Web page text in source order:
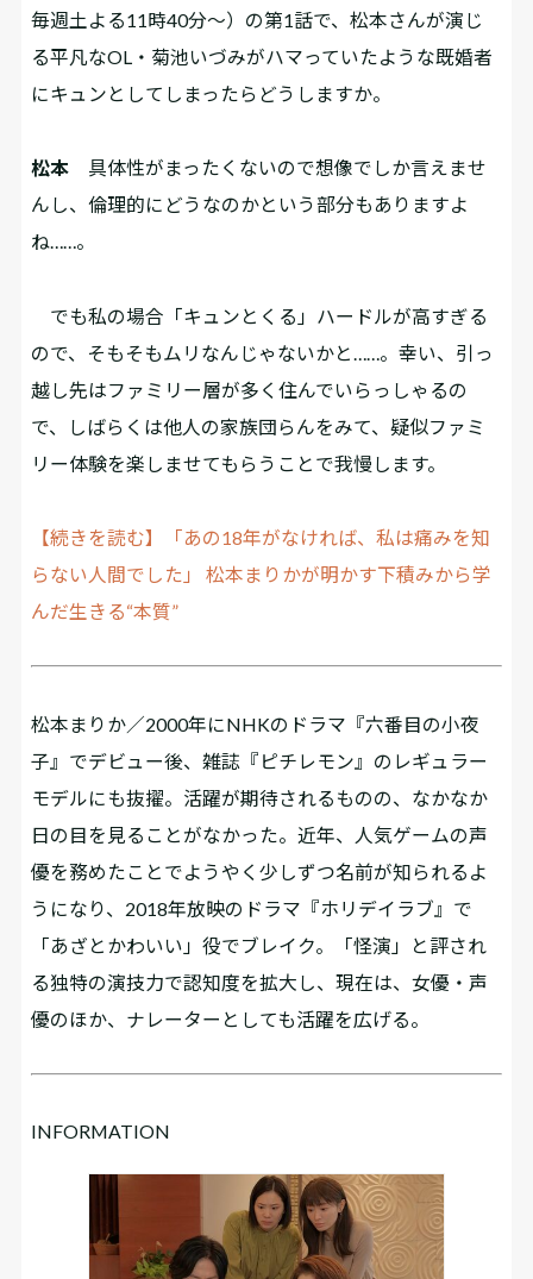
毎週土よる11時40分～）の第1話で、松本さんが演じ
る平凡なOL・菊池いづみがハマっていたような既婚者
にキュンとしてしまったらどうしますか。
松本 具体性がまったくないので想像でしか言えませ
んし、倫理的にどうなのかという部分もありますよ
ね……。
でも私の場合「キュンとくる」ハードルが高すぎる
ので、そもそもムリなんじゃないかと……。幸い、引っ
越し先はファミリー層が多く住んでいらっしゃるの
で、しばらくは他人の家族団らんをみて、疑似ファミ
リー体験を楽しませてもらうことで我慢します。
【続きを読む】「あの18年がなければ、私は痛みを知
らない人間でした」 松本まりかが明かす下積みから学
んだ生きる“本質”
松本まりか／2000年にNHKのドラマ『六番目の小夜
子』でデビュー後、雑誌『ピチレモン』のレギュラー
モデルにも抜擢。活躍が期待されるものの、なかなか
日の目を見ることがなかった。近年、人気ゲームの声
優を務めたことでようやく少しずつ名前が知られるよ
うになり、2018年放映のドラマ『ホリデイラブ』で
「あざとかわいい」役でブレイク。「怪演」と評され
る独特の演技力で認知度を拡大し、現在は、女優・声
優のほか、ナレーターとしても活躍を広げる。
INFORMATION